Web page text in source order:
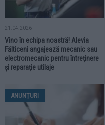
21.04.2026
Vino în echipa noastră! Alevia
Fălticeni angajează mecanic sau
electromecanic pentru întreținere
și reparație utilaje
ANUNȚURI